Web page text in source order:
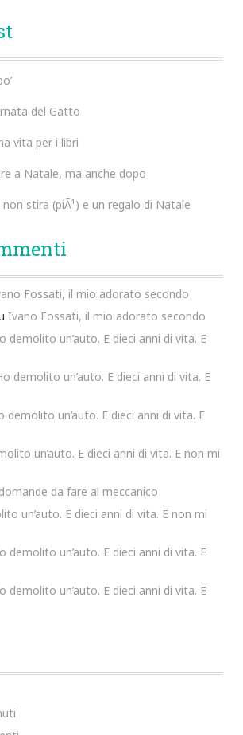
del Gatto
vita per i libri
a Natale, ma anche dopo
non stira (piÃ¹) e un regalo di Natale
Fossati, il mio adorato secondo
Ivano Fossati, il mio adorato secondo
demolito un’auto. E dieci anni di vita. E
demolito un’auto. E dieci anni di vita. E
demolito un’auto. E dieci anni di vita. E
un’auto. E dieci anni di vita. E non mi
da fare al meccanico
un’auto. E dieci anni di vita. E non mi
demolito un’auto. E dieci anni di vita. E
demolito un’auto. E dieci anni di vita. E